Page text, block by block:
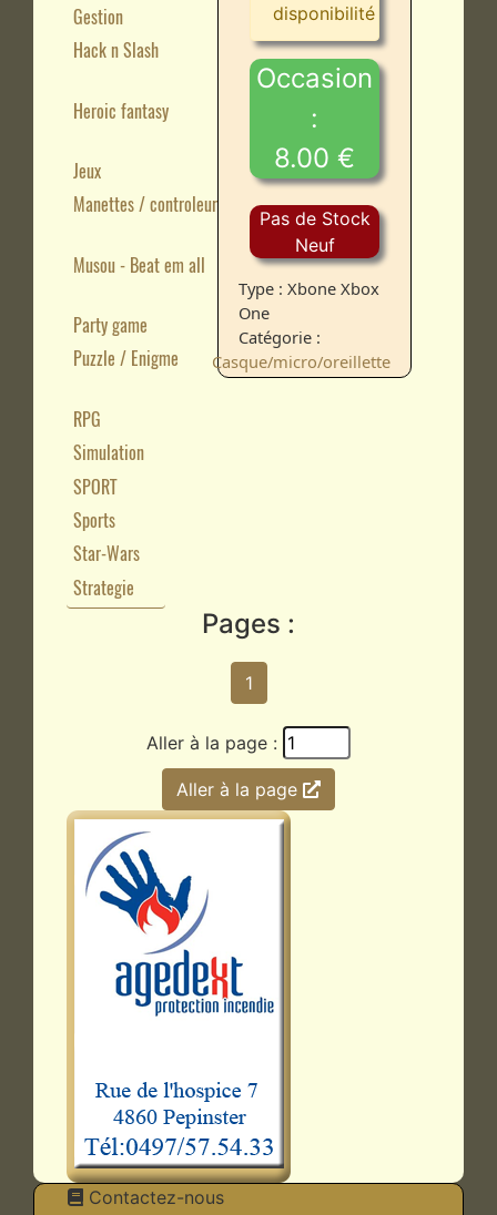
Gestion
Hack n Slash
Heroic fantasy
Jeux
Manettes / controleurs
Musou - Beat em all
Party game
Puzzle / Enigme
RPG
Simulation
SPORT
Sports
Star-Wars
Strategie
disponibilité
Occasion
:
8.00 €
Pas de Stock
Neuf
Type : Xbone Xbox
One
Catégorie :
Casque/micro/oreillette
Pages :
1
Aller à la page :
Aller à la page
Contactez-nous